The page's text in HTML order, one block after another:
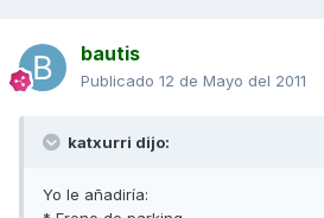
bautis
Publicado 12 de Mayo del 2011
katxurri dijo:
Yo le añadiría: